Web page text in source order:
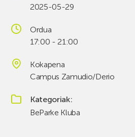
2025-05-29
Ordua
17:00 - 21:00
Kokapena
Campus Zamudio/Derio
Kategoriak
BeParke Kluba